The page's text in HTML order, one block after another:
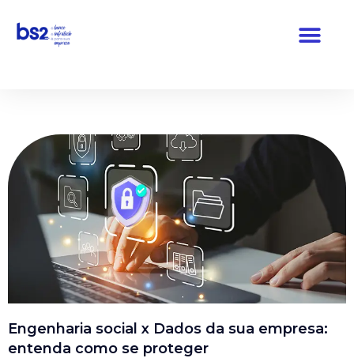
Pular
Engenharia social x Dados da sua empresa:
entenda como se proteger